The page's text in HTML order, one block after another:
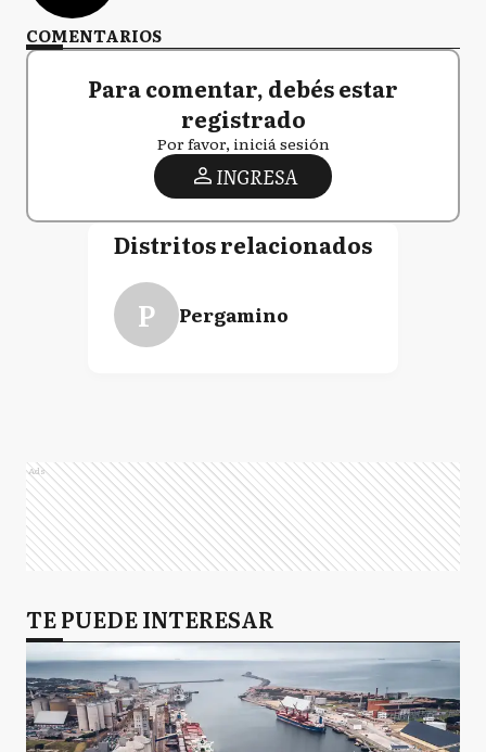
COMENTARIOS
Para comentar, debés estar
registrado
Por favor, iniciá sesión
INGRESA
Distritos relacionados
P Pergamino
Ads
TE PUEDE INTERESAR